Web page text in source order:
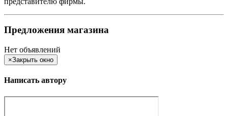
Предложения магазина
Нет объявлений
×Закрыть окно
Написать автору